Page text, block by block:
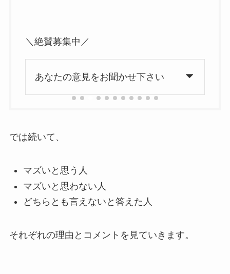
＼絶賛募集中／
あなたの意見をお聞かせ下さい
では続いて、
マズいと思う人
マズいと思わない人
どちらとも言えないと答えた人
それぞれの理由とコメントを見ていきます。